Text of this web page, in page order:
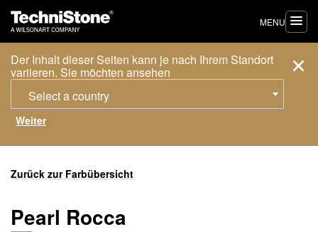
Der Inhalt dieser Seiten kann je nach Ihrem Standort
variieren. Sie möchten ansehen
Select a country
MENU
Zurück zur Farbübersicht
Pearl Rocca